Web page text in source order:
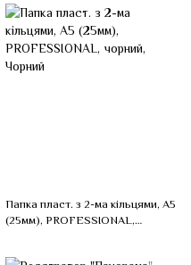
Папка пласт. з 2-ма кільцями, А5
(25мм), PROFESSIONAL,